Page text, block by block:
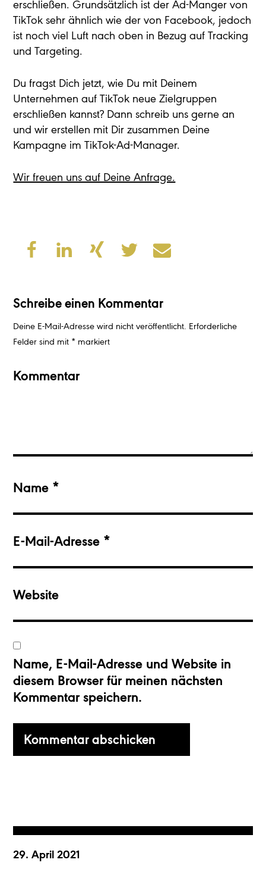
erschließen. Grundsätzlich ist der Ad-Manger von
TikTok sehr ähnlich wie der von Facebook, jedoch
ist noch viel Luft nach oben in Bezug auf Tracking
und Targeting.
Du fragst Dich jetzt, wie Du mit Deinem
Unternehmen auf TikTok neue Zielgruppen
erschließen kannst? Dann schreib uns gerne an
und wir erstellen mit Dir zusammen Deine
Kampagne im TikTok-Ad-Manager.
Wir freuen uns auf Deine Anfrage.
Interactions
Schreibe einen Kommentar
Deine E-Mail-Adresse wird nicht veröffentlicht. Erforderliche
Felder sind mit * markiert
Kommentar
Name *
E-Mail-Adresse *
Website
Name, E-Mail-Adresse und Website in
diesem Browser für meinen nächsten
Kommentar speichern.
29. April 2021